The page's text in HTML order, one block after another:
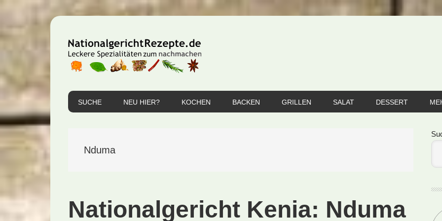
Hauptnavigation
springen
springen
Seitenspalte
springen
SUCHE NEU HIER? KOCHEN BACKEN GRILLEN SALAT DESSERT
Nduma
Nationalgericht Kenia: Nduma